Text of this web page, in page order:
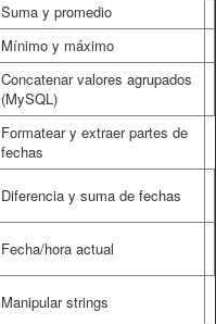
Suma y promedio
Mínimo y máximo
Concatenar valores agrupados
(MySQL)
Formatear y extraer partes de
fechas
Diferencia y suma de fechas
Fecha/hora actual
Manipular strings